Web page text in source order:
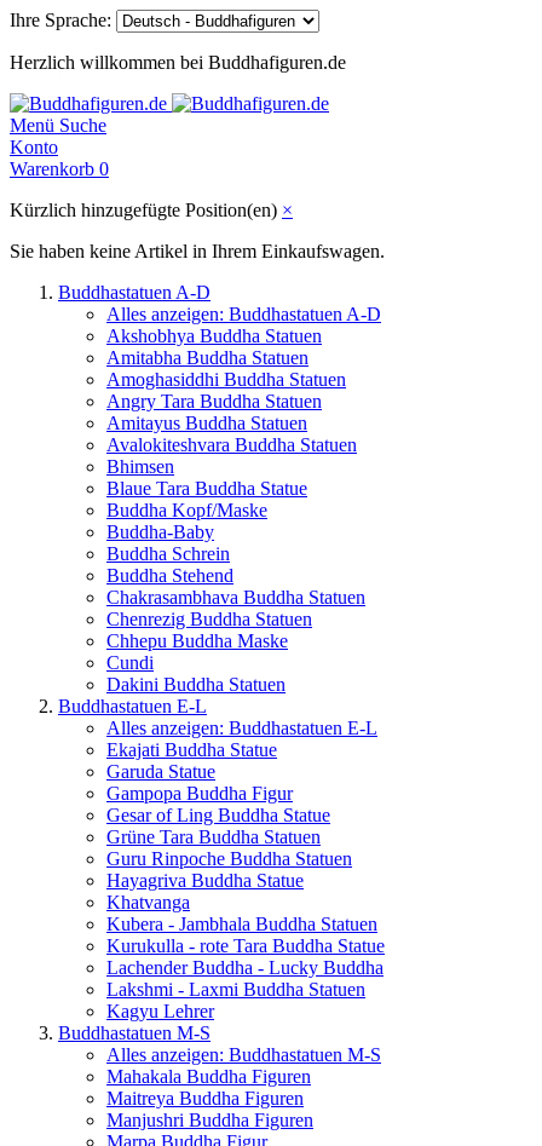
Ihre Sprache:
Herzlich willkommen bei Buddhafiguren.de
Menü Suche
Konto
Warenkorb 0
Kürzlich hinzugefügte Position(en) ×
Sie haben keine Artikel in Ihrem Einkaufswagen.
Buddhastatuen A-D
Alles anzeigen: Buddhastatuen A-D
Akshobhya Buddha Statuen
Amitabha Buddha Statuen
Amoghasiddhi Buddha Statuen
Angry Tara Buddha Statuen
Amitayus Buddha Statuen
Avalokiteshvara Buddha Statuen
Bhimsen
Blaue Tara Buddha Statue
Buddha Kopf/Maske
Buddha-Baby
Buddha Schrein
Buddha Stehend
Chakrasambhava Buddha Statuen
Chenrezig Buddha Statuen
Chhepu Buddha Maske
Cundi
Dakini Buddha Statuen
Buddhastatuen E-L
Alles anzeigen: Buddhastatuen E-L
Ekajati Buddha Statue
Garuda Statue
Gampopa Buddha Figur
Gesar of Ling Buddha Statue
Grüne Tara Buddha Statuen
Guru Rinpoche Buddha Statuen
Hayagriva Buddha Statue
Khatvanga
Kubera - Jambhala Buddha Statuen
Kurukulla - rote Tara Buddha Statue
Lachender Buddha - Lucky Buddha
Lakshmi - Laxmi Buddha Statuen
Kagyu Lehrer
Buddhastatuen M-S
Alles anzeigen: Buddhastatuen M-S
Mahakala Buddha Figuren
Maitreya Buddha Figuren
Manjushri Buddha Figuren
Marpa Buddha Figur